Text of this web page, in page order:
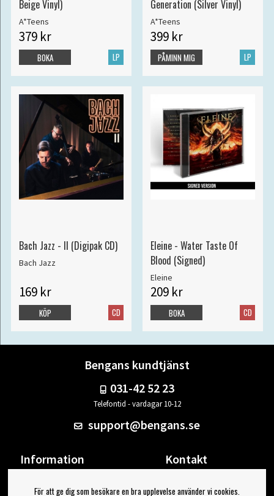
Beige Vinyl)
A*Teens
379 kr
LP
BOKA
Generation (Silver Vinyl)
A*Teens
399 kr
LP
PÅMINN MIG
Bach Jazz - II (Digipak CD)
Bach Jazz
169 kr
CD
KÖP
Eleine - Water Taste Of
Blood (Signed)
Eleine
209 kr
CD
BOKA
Bengans kundtjänst
031-42 52 23
Telefontid - vardagar 10-12
support@bengans.se
Information
Om Bengans
Kontakt
Din sida
För att ge dig som besökare en bra upplevelse använder vi cookies.